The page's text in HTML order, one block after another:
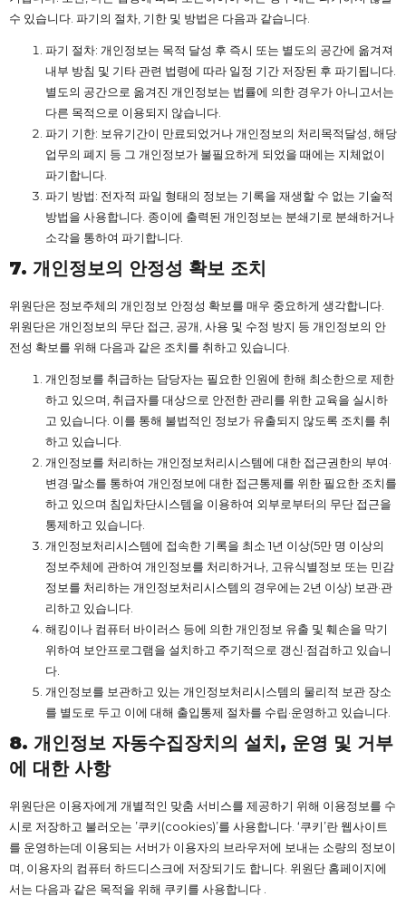
수 있습니다. 파기의 절차, 기한 및 방법은 다음과 같습니다.
파기 절차: 개인정보는 목적 달성 후 즉시 또는 별도의 공간에 옮겨져
내부 방침 및 기타 관련 법령에 따라 일정 기간 저장된 후 파기됩니다.
별도의 공간으로 옮겨진 개인정보는 법률에 의한 경우가 아니고서는
다른 목적으로 이용되지 않습니다.
파기 기한: 보유기간이 만료되었거나 개인정보의 처리목적달성, 해당
업무의 폐지 등 그 개인정보가 불필요하게 되었을 때에는 지체없이
파기합니다.
파기 방법: 전자적 파일 형태의 정보는 기록을 재생할 수 없는 기술적
방법을 사용합니다. 종이에 출력된 개인정보는 분쇄기로 분쇄하거나
소각을 통하여 파기합니다.
7. 개인정보의 안정성 확보 조치
위원단은 정보주체의 개인정보 안정성 확보를 매우 중요하게 생각합니다.
위원단은 개인정보의 무단 접근, 공개, 사용 및 수정 방지 등 개인정보의 안
전성 확보를 위해 다음과 같은 조치를 취하고 있습니다.
개인정보를 취급하는 담당자는 필요한 인원에 한해 최소한으로 제한
하고 있으며, 취급자를 대상으로 안전한 관리를 위한 교육을 실시하
고 있습니다. 이를 통해 불법적인 정보가 유출되지 않도록 조치를 취
하고 있습니다.
개인정보를 처리하는 개인정보처리시스템에 대한 접근권한의 부여·
변경·말소를 통하여 개인정보에 대한 접근통제를 위한 필요한 조치를
하고 있으며 침입차단시스템을 이용하여 외부로부터의 무단 접근을
통제하고 있습니다.
개인정보처리시스템에 접속한 기록을 최소 1년 이상(5만 명 이상의
정보주체에 관하여 개인정보를 처리하거나, 고유식별정보 또는 민감
정보를 처리하는 개인정보처리시스템의 경우에는 2년 이상) 보관·관
리하고 있습니다.
해킹이나 컴퓨터 바이러스 등에 의한 개인정보 유출 및 훼손을 막기
위하여 보안프로그램을 설치하고 주기적으로 갱신·점검하고 있습니
다.
개인정보를 보관하고 있는 개인정보처리시스템의 물리적 보관 장소
를 별도로 두고 이에 대해 출입통제 절차를 수립·운영하고 있습니다.
8. 개인정보 자동수집장치의 설치, 운영 및 거부
에 대한 사항
위원단은 이용자에게 개별적인 맞춤 서비스를 제공하기 위해 이용정보를 수
시로 저장하고 불러오는 ’쿠키(cookies)’를 사용합니다. ‘쿠키’란 웹사이트
를 운영하는데 이용되는 서버가 이용자의 브라우저에 보내는 소량의 정보이
며, 이용자의 컴퓨터 하드디스크에 저장되기도 합니다. 위원단 홈페이지에
서는 다음과 같은 목적을 위해 쿠키를 사용합니다 .